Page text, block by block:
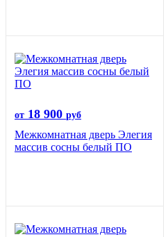
от 18 900 руб
Межкомнатная дверь Элегия
массив сосны белый ПО